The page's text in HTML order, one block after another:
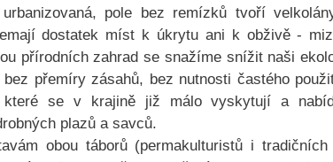
pole bez remízků tvoří
dostatek míst k úkrytu ani k obživě -
přírodních zahrad se snažíme snížit naši
přemíry zásahů, bez nutnosti častého
které se v krajině již málo vyskytují a
plazů a savců.
obou táborů (permakulturistů i